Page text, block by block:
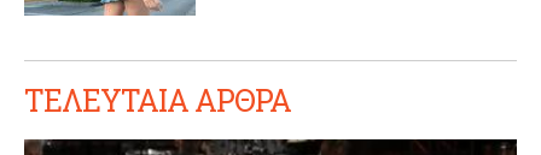
ΤΕΛΕΥΤΑΙΑ ΑΡΘΡΑ